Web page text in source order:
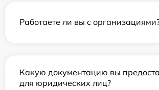
Работаете ли вы с
Какую документацию вы
для юридических лиц?